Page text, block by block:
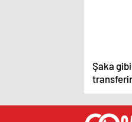
Şaka
balkona